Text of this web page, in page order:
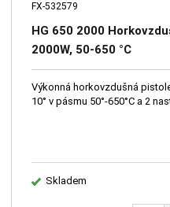
FX-532579
HG 650 2000
2000W, 50-650 °C
Výkonná horkovzdušná
10° v pásmu 50°-650°C a 2
Skladem